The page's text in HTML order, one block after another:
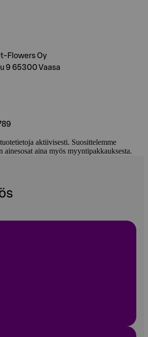
Flowers Oy
9 65300 Vaasa
aktiivisesti. Suosittelemme
ainesosat aina myös myyntipakkauksesta.